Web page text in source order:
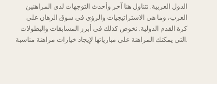
الدول العربية. نتناول هنا آخر وأحدث التوجهات لدى المراهنين
العرب، وما هي الاستراتيجيات والرؤى في سوق الرهان على
كرة القدم الدولية. نخوض كذلك في أبرز المسابقات والبطولات
التي يمكنك المراهنة على مبارياتها لإيجاد خيارات مراهنة مناسبة.